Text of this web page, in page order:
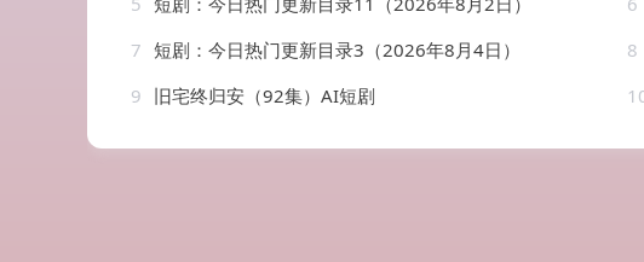
7 短剧：今日热门更新目录3（2026年8月4日） 8
9 旧宅终归安（92集）AI短剧